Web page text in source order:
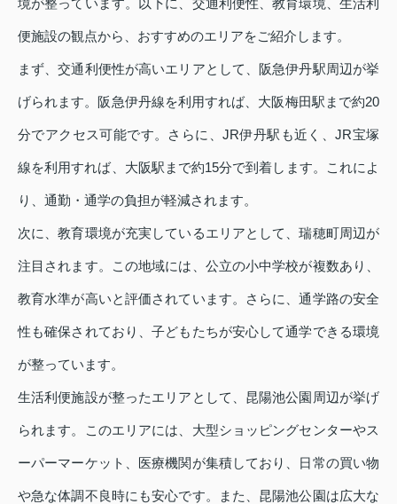
便施設の観点から、おすすめのエリアをご紹介します。
まず、交通利便性が高いエリアとして、阪急伊丹駅周辺が挙
げられます。阪急伊丹線を利用すれば、大阪梅田駅まで約20
分でアクセス可能です。さらに、JR伊丹駅も近く、JR宝塚
線を利用すれば、大阪駅まで約15分で到着します。これによ
り、通勤・通学の負担が軽減されます。
次に、教育環境が充実しているエリアとして、瑞穂町周辺が
注目されます。この地域には、公立の小中学校が複数あり、
教育水準が高いと評価されています。さらに、通学路の安全
性も確保されており、子どもたちが安心して通学できる環境
が整っています。
生活利便施設が整ったエリアとして、昆陽池公園周辺が挙げ
られます。このエリアには、大型ショッピングセンターやス
ーパーマーケット、医療機関が集積しており、日常の買い物
や急な体調不良時にも安心です。また、昆陽池公園は広大な